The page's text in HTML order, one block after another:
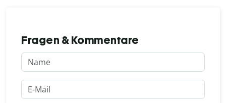
Fragen & Kommentare